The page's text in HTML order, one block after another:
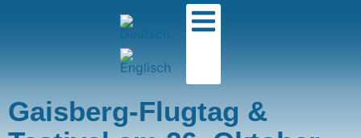
Gaisberg-Flugtag &